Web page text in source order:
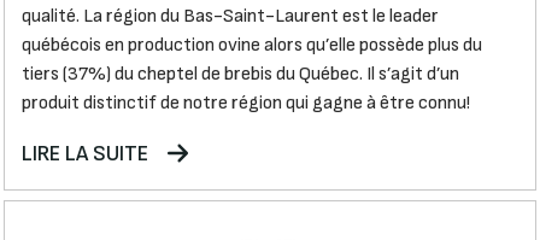
qualité. La région du Bas-Saint-Laurent est le leader
québécois en production ovine alors qu’elle possède plus du
tiers (37%) du cheptel de brebis du Québec. Il s’agit d’un
produit distinctif de notre région qui gagne à être connu!
LIRE LA SUITE